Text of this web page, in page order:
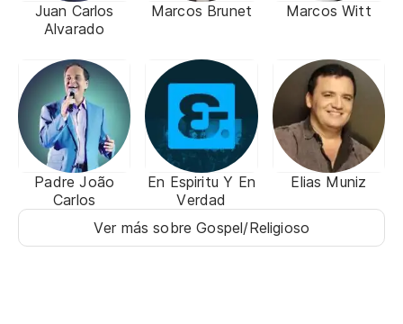
Juan Carlos
Alvarado
Marcos Brunet Marcos Witt
Padre João
Carlos
En Espiritu Y En
Verdad
Elias Muniz
Ver más sobre Gospel/Religioso